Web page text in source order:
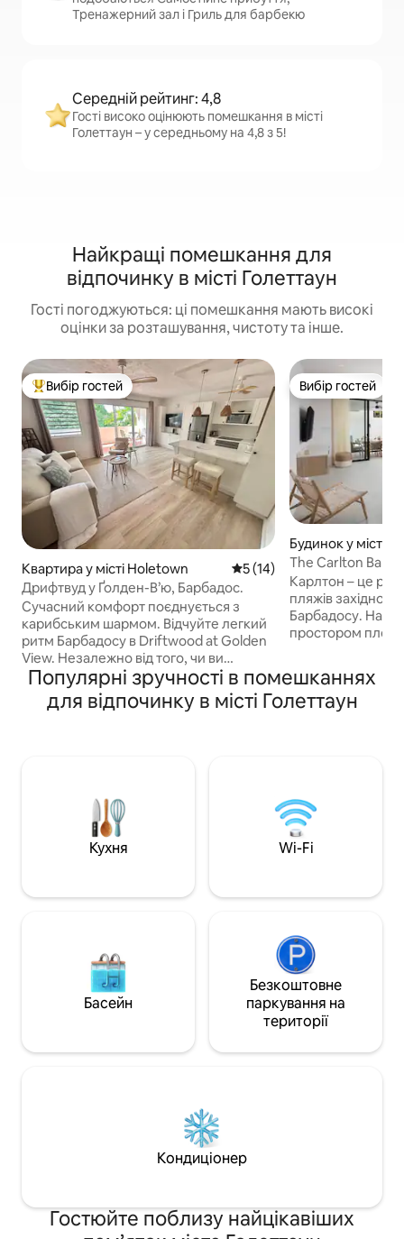
Тренажерний зал і Гриль для барбекю
Середній рейтинг: 4,8
Гості високо оцінюють помешкання в місті
Голеттаун – у середньому на 4,8 з 5!
Найкращі помешкання для
відпочинку в місті Голеттаун
Гості погоджуються: ці помешкання мають високі
оцінки за розташування, чистоту та інше.
Топ вибір гостей
Вибір гостей
Квартира у місті Holetown Середня оцінка: 5 з 5,
5 (14)
Дрифтвуд у Ґолден-В’ю, Барбадос.
Сучасний комфорт поєднується з
карибським шармом. Відчуйте легкий
ритм Барбадосу в Driftwood at Golden
View. Незалежно від того, чи ви
відпочиваєте біля великого басейну,
прогулюєтеся до сусідніх пляжів на
знаменитому Західному узбережжі
на острові. Повністю обладнана для
безтурботного перебування –
розташована всього за кілька хвилин
від супермаркетів, вишуканих
цьому спокійному, стильному
Вибір гостей
Вибір гостей
Будинок у місті
The Carlton
таунхаусу класу
Карлтон – це
пляжів
Барбадосу.
простором
ванну для
до їдалень,
Голтауні та
шеф-кухарем.
дослідження – у
найкраще з обох
незабутній
Популярні зручності в помешканнях
для відпочинку в місті Голеттаун
Кухня Wi-Fi
Басейн
Безкоштовне
паркування на
території
Кондиціонер
Гостюйте поблизу найцікавіших